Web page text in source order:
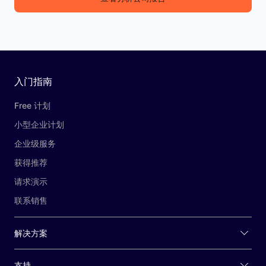
入门指南
Free 计划
小型企业计划
企业级服务
获得推荐
请求演示
联系销售
解决方案